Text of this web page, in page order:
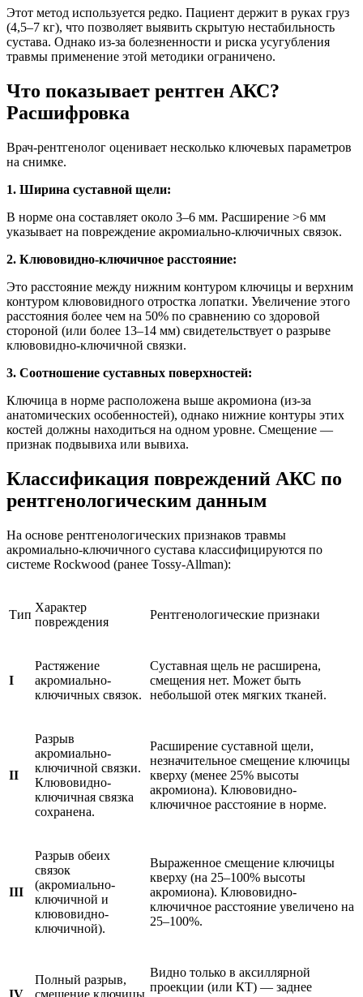
Этот метод используется редко. Пациент держит в руках груз
(4,5–7 кг), что позволяет выявить скрытую нестабильность
сустава. Однако из-за болезненности и риска усугубления
травмы применение этой методики ограничено.
Что показывает рентген АКС?
Расшифровка
Врач-рентгенолог оценивает несколько ключевых параметров
на снимке.
1. Ширина суставной щели:
В норме она составляет около 3–6 мм. Расширение >6 мм
указывает на повреждение акромиально-ключичных связок.
2. Клювовидно-ключичное расстояние:
Это расстояние между нижним контуром ключицы и верхним
контуром клювовидного отростка лопатки. Увеличение этого
расстояния более чем на 50% по сравнению со здоровой
стороной (или более 13–14 мм) свидетельствует о разрыве
клювовидно-ключичной связки.
3. Соотношение суставных поверхностей:
Ключица в норме расположена выше акромиона (из-за
анатомических особенностей), однако нижние контуры этих
костей должны находиться на одном уровне. Смещение —
признак подвывиха или вывиха.
Классификация повреждений АКС по
рентгенологическим данным
На основе рентгенологических признаков травмы
акромиально-ключичного сустава классифицируются по
системе Rockwood (ранее Tossy-Allman):
Тип
Характер
повреждения
Рентгенологические признаки
I
Растяжение
акромиально-
ключичных связок.
Суставная щель не расширена,
смещения нет. Может быть
небольшой отек мягких тканей.
II
Разрыв
акромиально-
ключичной связки.
Клювовидно-
ключичная связка
сохранена.
Расширение суставной щели,
незначительное смещение ключицы
кверху (менее 25% высоты
акромиона). Клювовидно-
ключичное расстояние в норме.
III
Разрыв обеих
связок
(акромиально-
ключичной и
клювовидно-
ключичной).
Выраженное смещение ключицы
кверху (на 25–100% высоты
акромиона). Клювовидно-
ключичное расстояние увеличено на
25–100%.
IV
Полный разрыв,
смещение ключицы
Видно только в аксиллярной
проекции (или КТ) — заднее